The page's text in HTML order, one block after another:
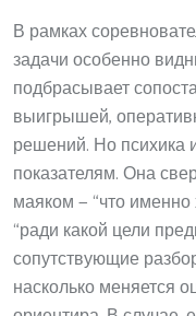
В рамках
задачи особенно
подбрасывает
выигрышей,
решений. Но психика
показателям. Она
маяком — “что именно
“ради какой цели
сопутствующие
насколько меняется